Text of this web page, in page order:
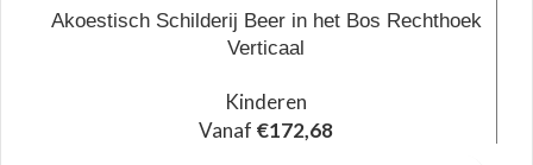
Akoestisch Schilderij Beer in het Bos Rechthoek
Verticaal
Kinderen
Vanaf €172,68